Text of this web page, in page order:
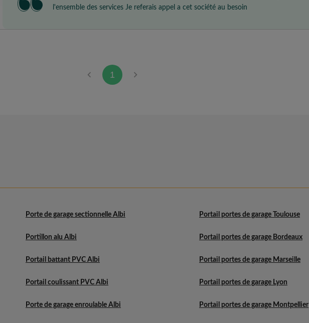
l'ensemble des services Je referais appel a cet société au besoin
1
Porte de garage sectionnelle Albi
Portillon alu Albi
Portail battant PVC Albi
Portail coulissant PVC Albi
Porte de garage enroulable Albi
Portail portes de garage Toulouse
Portail portes de garage Bordeaux
Portail portes de garage Marseille
Portail portes de garage Lyon
Portail portes de garage Montpellier